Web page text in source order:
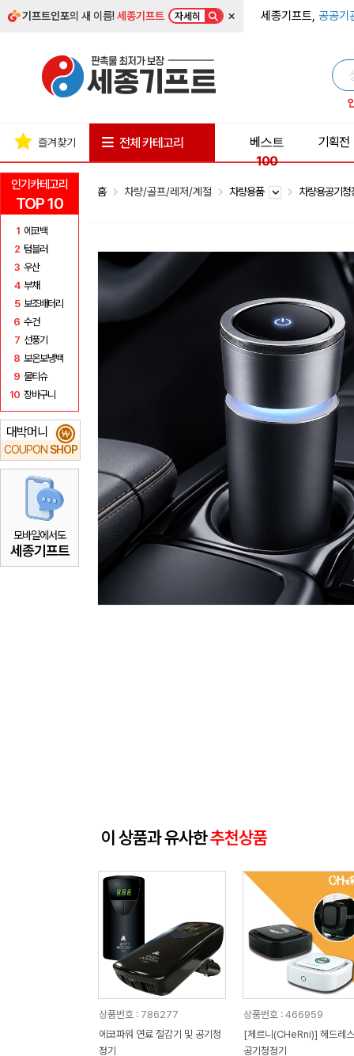
기프트인포의 새 이름!세종기프트 자세히 × 세종기프트, 공공기
인기카테고리
TOP 10
1 에코백
2 텀블러
3 우산
4 부채
5 보조배터리
6 수건
7 선풍기
8 보온보냉백
9 물티슈
10 장바구니
대박머니
COUPON SHOP
₩
모바일에서도
세종기프트
즐겨찾기 전체 카테고리
베스트
100
기획전
홈 차량/골프/레저/계절 차량용품 차량용공기
이 상품과 유사한추천상품
상품번호 : 786277
에코파워 연료 절감기 및 공기청
정기
상품번호 : 466959
[체르니(CHeRni)] 헤드레
공기청정기